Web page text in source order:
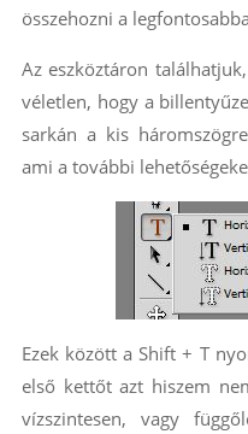
összehozni a
Az eszköztáron
véletlen, hogy a
sarkán a kis
ami a további
Ezek között a Shift + T
első kettőt azt hiszem
vízszintesen, vagy